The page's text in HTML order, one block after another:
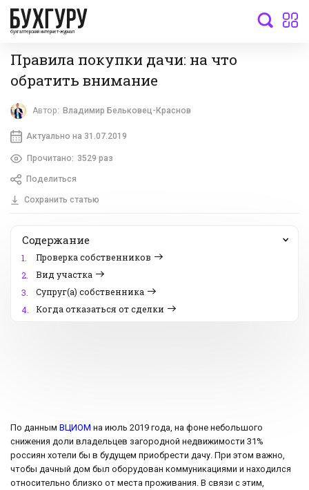
бухгалтерский интернет-журнал
Правила покупки дачи: на что
обратить внимание
Автор: Владимир Бельковец-Краснов
Актуально на 31.07.2019
Прочитано: 3529 раз
Поделиться
Сохранить статью
Содержание
1.
Проверка собственников
2.
Вид участка
3.
Супруг(а) собственника
4.
Когда отказаться от сделки
По данным ВЦИОМ на июль 2019 года, на фоне небольшого
снижения доли владельцев загородной недвижимости 31%
россиян хотели бы в будущем приобрести дачу. При этом важно,
чтобы дачный дом был оборудован коммуникациями и находился
относительно близко от места проживания. В связи с этим,